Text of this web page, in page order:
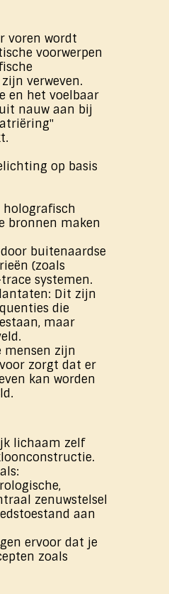
voren wordt
voorwerpen
verweven.
en het voelbaar
nauw aan bij
op basis
holografisch
bronnen maken
buitenaardse
(zoals
systemen.
Dit zijn
die
maar
mensen zijn
zorgt dat er
kan worden
lichaam zelf
zenuwstelsel
aan
ervoor dat je
zoals